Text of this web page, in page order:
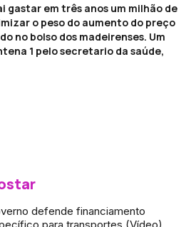
gastar em três anos um milhão de
o peso do aumento do preço
no bolso dos madeirenses. Um
1 pelo secretario da saúde,
defende financiamento
para transportes (Vídeo)